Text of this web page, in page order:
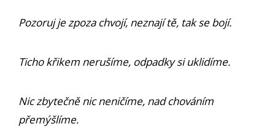
Pozoruj je zpoza chvojí, neznají tě, tak se bojí.
Ticho křikem nerušíme, odpadky si uklidíme.
Nic zbytečně nic neničíme, nad chováním
přemýšlíme.